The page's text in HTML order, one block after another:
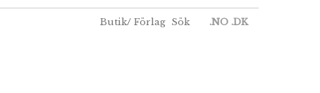
Butik/ Förlag Sök .NO .DK